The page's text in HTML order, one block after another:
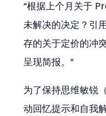
“根据上个月关于
未解决的决定？引
存的关于定价的冲
呈现简报。”
为了保持思维敏锐
动回忆提示和自我